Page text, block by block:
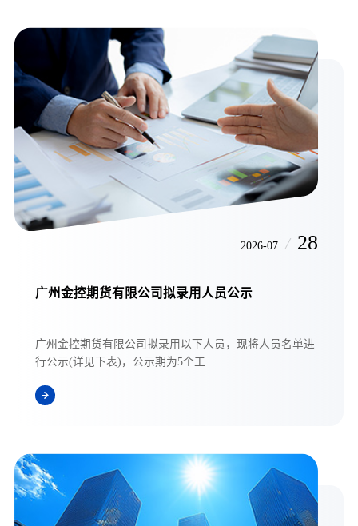
2026-07 / 28
广州金控期货有限公司拟录用人员公示
广州金控期货有限公司拟录用以下人员，现将人员名单进
行公示(详见下表)，公示期为5个工...